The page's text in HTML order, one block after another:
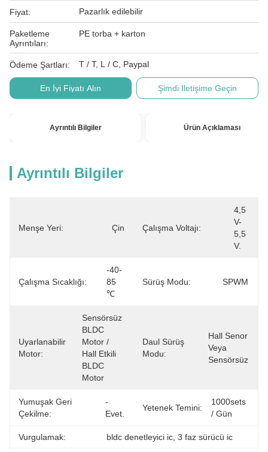
Fiyat: Pazarlık edilebilir
Paketleme
Ayrıntıları:
PE torba + karton
Ödeme Şartları: T / T, L / C, Paypal
En İyi Fiyatı Alın Şimdi Iletişime Geçin
Ayrıntılı Bilgiler Ürün Açıklaması
Ayrıntılı Bilgiler
Menşe Yeri: Çin Çalışma Voltajı:
4,5
V-
5,5
V.
Çalışma Sıcaklığı:
-40-
85
℃
Sürüş Modu: SPWM
Uyarlanabilir
Motor:
Sensörsüz
BLDC
Motor /
Hall Etkili
BLDC
Motor
Daul Sürüş
Modu:
Hall Senor
Veya
Sensörsüz
Yumuşak Geri
Çekilme:
-
Evet.
Yetenek Temini:
1000sets
/ Gün
Vurgulamak: bldc denetleyici ic , 3 faz sürücü ic